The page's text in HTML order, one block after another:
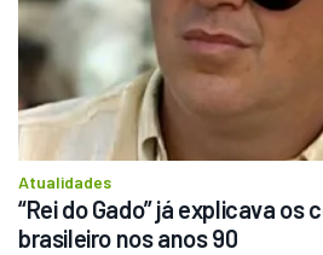
Atualidades
“Rei do Gado” já explicava os
brasileiro nos anos 90